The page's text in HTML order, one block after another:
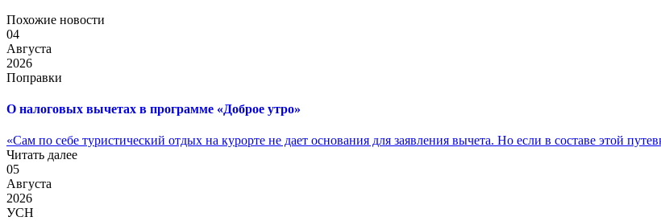
Похожие новости
04
Августа
2026
Поправки
О налоговых вычетах в программе «Доброе утро»
«Сам по себе туристический отдых на курорте не дает основания для заявления вычета. Но если в составе этой
Читать далее
05
Августа
2026
УСН